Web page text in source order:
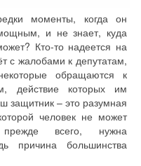
моменты, когда он
и не знает, куда
Кто-то надеется на
с жалобами к депутатам,
обращаются к
действие которых им
защитник – это разумная
человек не может
прежде всего, нужна
причина большинства